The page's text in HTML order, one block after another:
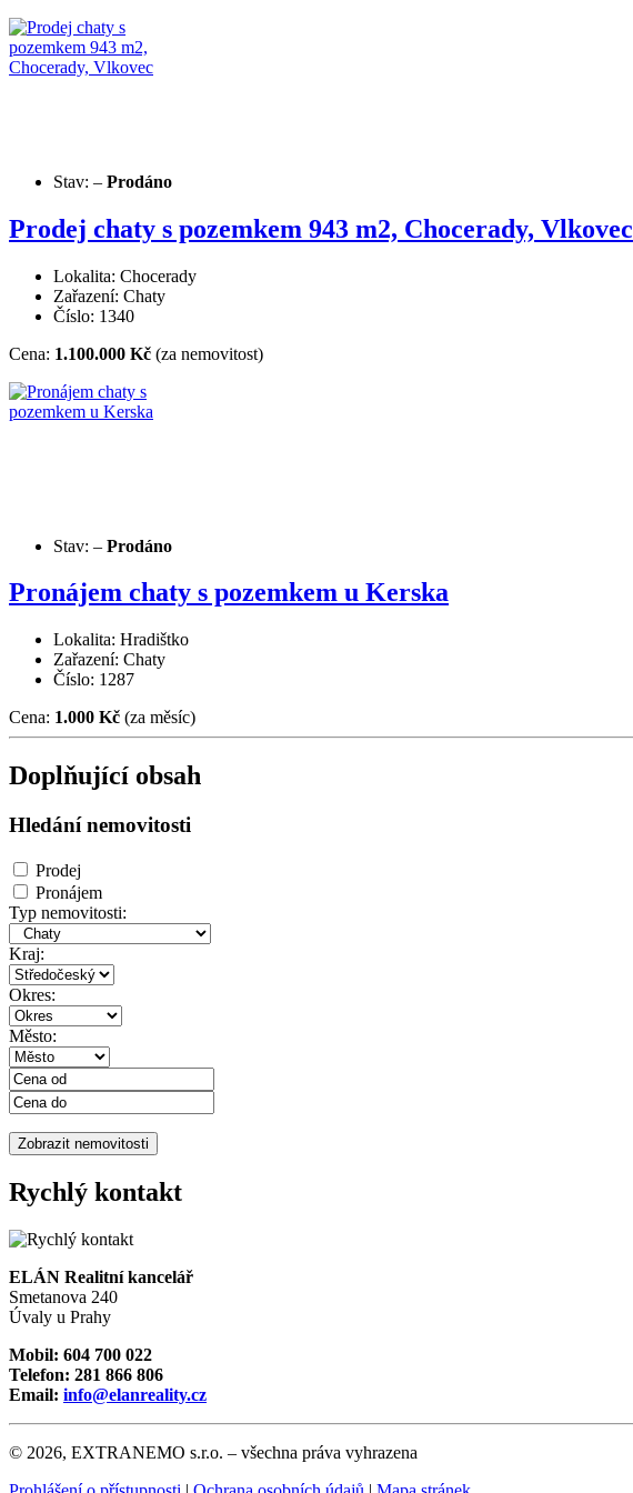
Stav: – Prodáno
Prodej chaty s pozemkem 943 m2, Chocerady, Vlkovec
Lokalita: Chocerady
Zařazení: Chaty
Číslo: 1340
Cena: 1.100.000 Kč (za nemovitost)
Stav: – Prodáno
Pronájem chaty s pozemkem u Kerska
Lokalita: Hradištko
Zařazení: Chaty
Číslo: 1287
Cena: 1.000 Kč (za měsíc)
Doplňující obsah
Hledání nemovitosti
Prodej
Pronájem
Typ nemovitosti:
Kraj:
Okres:
Město:
Rychlý kontakt
ELÁN Realitní kancelář
Smetanova 240
Úvaly u Prahy
Mobil: 604 700 022
Telefon: 281 866 806
Email: info@elanreality.cz
© 2026, EXTRANEMO s.r.o. – všechna práva vyhrazena